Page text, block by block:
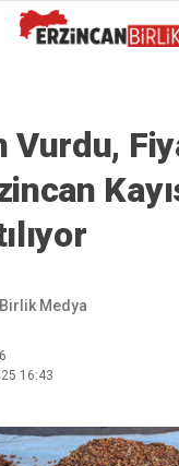
Vurdu,
Medya
16:43